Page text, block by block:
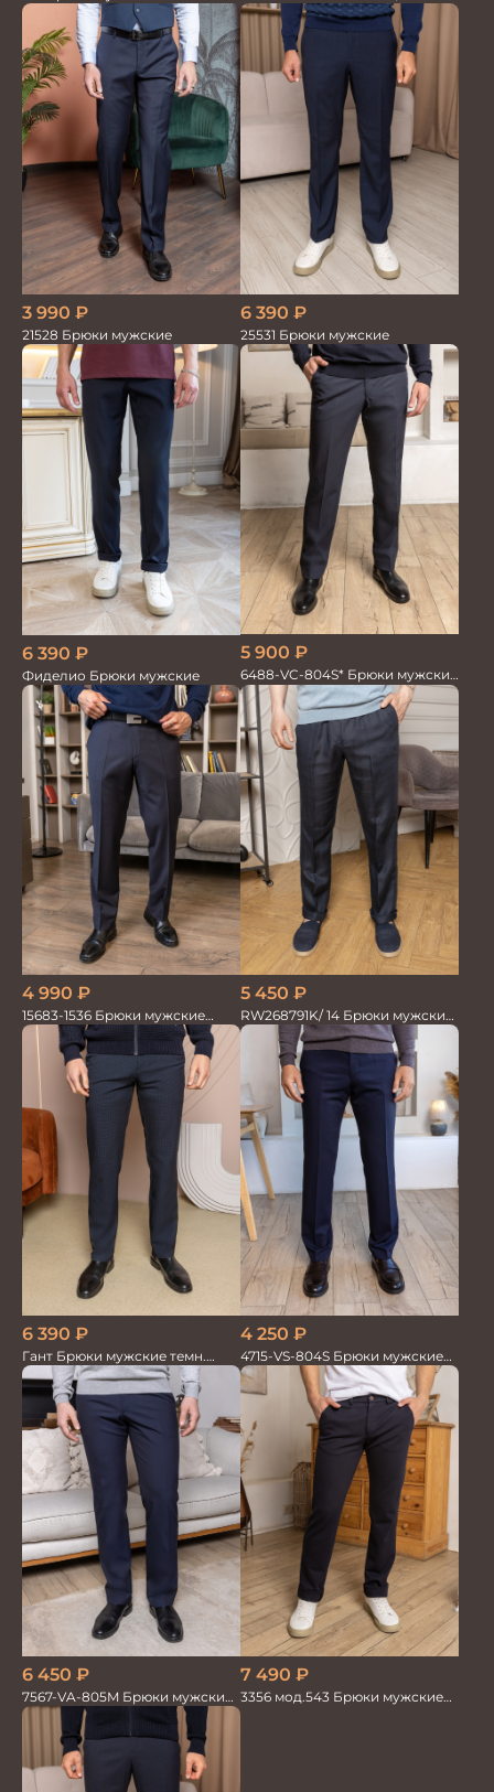
мужские
3 990 ₽
21528 Брюки мужские
6 390 ₽
25531 Брюки мужские
6 390 ₽
Фиделио Брюки мужские
5 900 ₽
6488-VC-804S* Брюки мужские
т.синие однотон.
4 990 ₽
15683-1536 Брюки мужские
т.син. однотон.
5 450 ₽
RW268791K/ 14 Брюки мужские
т.син. тенсель со льном
6 390 ₽
Гант Брюки мужские темн.
деми
4 250 ₽
4715-VS-804S Брюки мужские
т.син однотонный
6 450 ₽
7567-VA-805M Брюки мужские
т.синие однотон.
7 490 ₽
3356 мод.543 Брюки мужские